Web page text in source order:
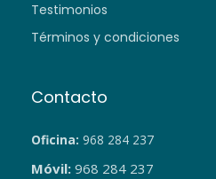
Testimonios
Términos y condiciones
Contacto
Oficina: 968 284 237
Móvil: 968 284 237